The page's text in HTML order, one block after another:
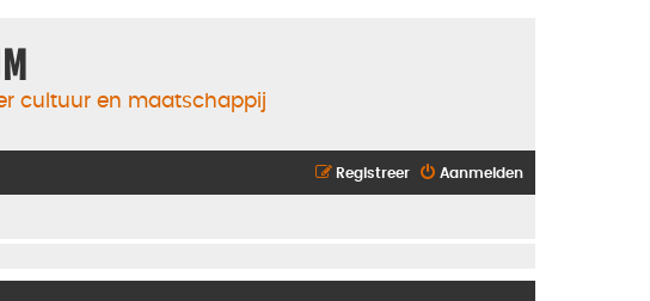
cultuur en maatschappij
Aanmelden
Registreer